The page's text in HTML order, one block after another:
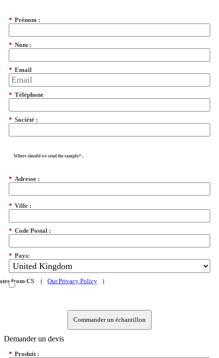
* Prénom :
* Nom :
* Email
* Téléphone
* Société :
Where should we send the sample?...
* Adresse :
* Ville :
* Code Postal :
* Pays:
from CS ( Our Privacy Policy )
Commander un échantillon
Demander un devis
* Produit :